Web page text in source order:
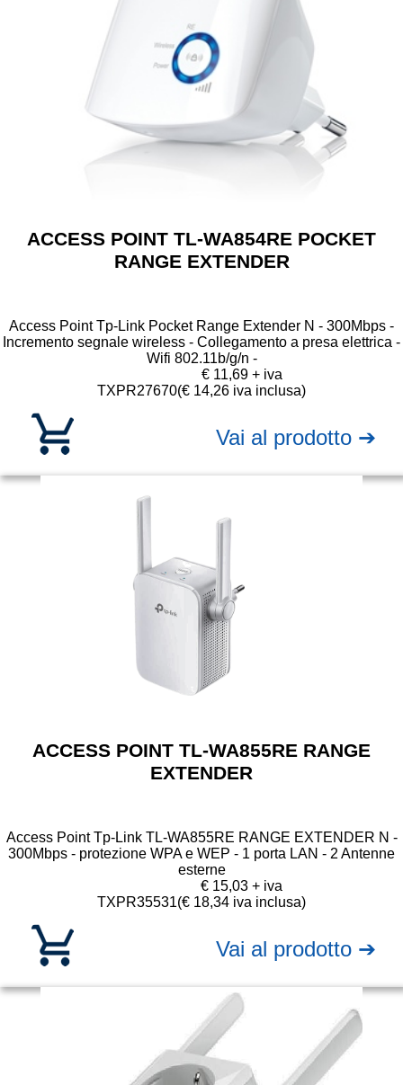
ACCESS POINT TL-WA854RE POCKET
RANGE EXTENDER
Access Point Tp-Link Pocket Range Extender N - 300Mbps -
Incremento segnale wireless - Collegamento a presa elettrica -
Wifi 802.11b/g/n -
TXPR27670
€ 11,69 + iva
(€ 14,26 iva inclusa)
Vai al prodotto ➔
ACCESS POINT TL-WA855RE RANGE
EXTENDER
Access Point Tp-Link TL-WA855RE RANGE EXTENDER N -
300Mbps - protezione WPA e WEP - 1 porta LAN - 2 Antenne
esterne
TXPR35531
€ 15,03 + iva
(€ 18,34 iva inclusa)
Vai al prodotto ➔